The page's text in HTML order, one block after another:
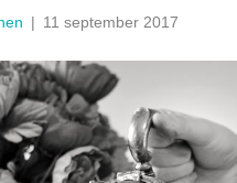
| 11 september 2017